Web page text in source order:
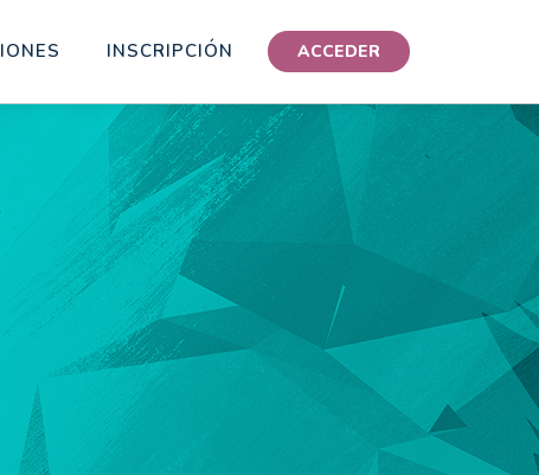
INSCRIPCIÓN ACCEDER